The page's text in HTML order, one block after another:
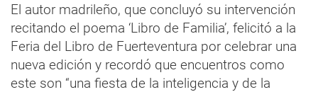
El autor madrileño, que concluyó su intervención
recitando el poema ‘Libro de Familia’, felicitó a la
Feria del Libro de Fuerteventura por celebrar una
nueva edición y recordó que encuentros como
este son “una fiesta de la inteligencia y de la